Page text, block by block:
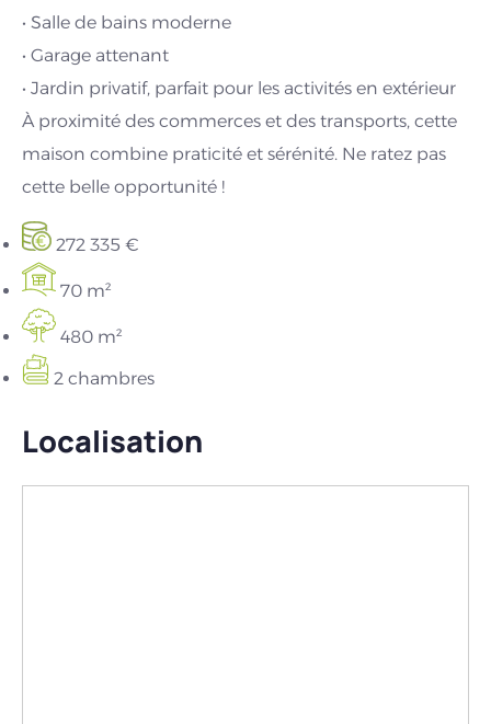
• Salle de bains moderne
• Garage attenant
• Jardin privatif, parfait pour les activités en extérieur
À proximité des commerces et des transports, cette
maison combine praticité et sérénité. Ne ratez pas
cette belle opportunité !
272 335 €
70 m²
480 m²
2 chambres
Localisation